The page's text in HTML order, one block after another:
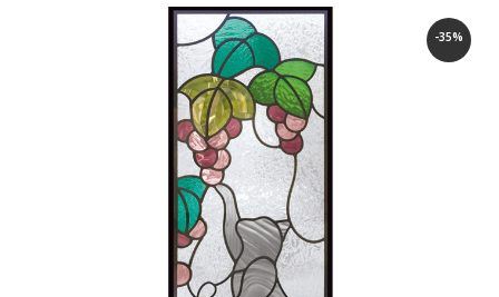
-35%